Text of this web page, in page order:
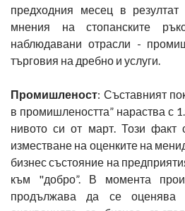
предходния месец в резултат
мнения на стопанските
наблюдавани отрасли -
търговия на дребно и услуги.
Промишленост: Съставният
в промишлеността” нараства с
нивото си от март. Този факт
изместване на оценките на
бизнес състояние на
към "добро”. В момента
продължава да се